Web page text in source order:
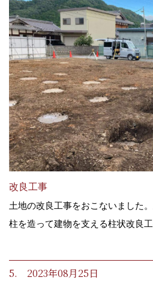
改良工事
土地の改良工事をおこないました
柱を造って建物を支える柱状改良
5. 2023年08月25日